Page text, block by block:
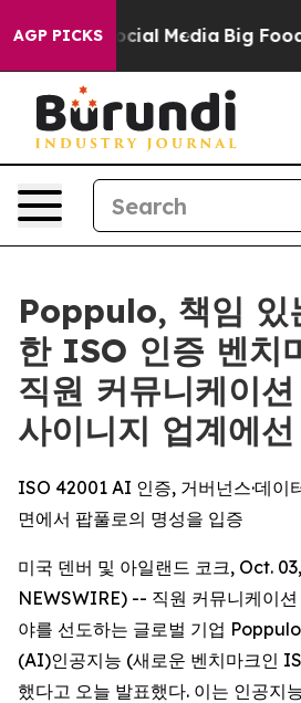
AGP PICKS
on Social Media Big Food vs.
Poppulo, 책임 있
한 ISO 인증 벤치
직원 커뮤니케이
사이니지 업계에
ISO 42001 AI 인증, 거버넌스·데이
면에서 팝풀로의 명성을 입증
미국 덴버 및 아일랜드 코크, Oct.
NEWSWIRE) -- 직원 커뮤니케이
야를 선도하는 글로벌 기업
(AI)인공지능 (새로운 벤치마크인
했다고 오늘 발표했다. 이는 인공지